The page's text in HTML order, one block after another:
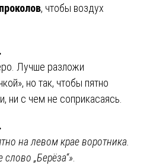
, чтобы воздух
Лучше разложи
но так, чтобы пятно
ни с чем не соприкасаясь.
на левом крае воротника.
„Берёза“».